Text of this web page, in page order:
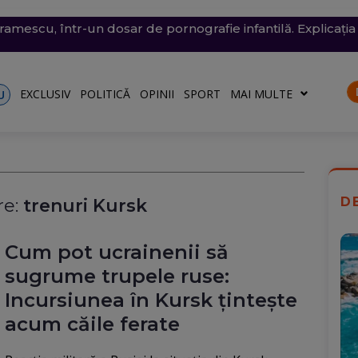
de energie, fără efect: Miercuri, la momentul
exploziv a perturbat traficul pe aeroportul Leipzig, un
către Ucraina. Rusia, principalul suspect
într-un dosar de pornografie infantilă.
în dreptul unei plaje din Mamaia (Video). Aparatul
lui Nicușor Dan, și-a publicat declarațiile de avere
EXCLUSIV POLITICĂ OPINII SPORT MAI MULTE
trenuri Kursk
Cum pot ucrainenii să
sugrume trupele ruse:
Incursiunea în Kursk țintește
acum căile ferate